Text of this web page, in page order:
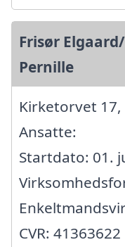
Frisør
Pernille
Kirketorvet 17,
Ansatte:
Startdato: 01.
CVR: 41363622